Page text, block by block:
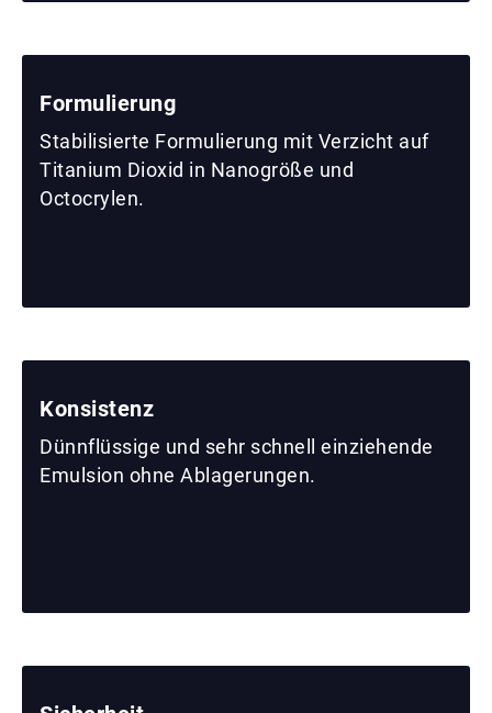
Formulierung
Stabilisierte Formulierung mit Verzicht auf
Titanium Dioxid in Nanogröße und
Octocrylen.
Konsistenz
Dünnflüssige und sehr schnell einziehende
Emulsion ohne Ablagerungen.